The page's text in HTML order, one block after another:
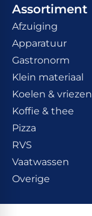
Assortiment
Afzuiging
Apparatuur
Gastronorm
Klein materiaal
Koelen & vriezen
Koffie & thee
Pizza
RVS
Vaatwassen
Overige